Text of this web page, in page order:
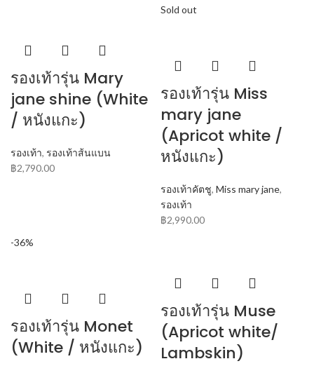
รองเท้ารุ่น Mary
jane shine (White
/ หนังแกะ)
รองเท้า, รองเท้าส้นแบน
฿2,790.00
Sold out
รองเท้ารุ่น Miss
mary jane
(Apricot white /
หนังแกะ)
รองเท้าคัตชู, Miss mary jane,
รองเท้า
฿2,990.00
-36%
รองเท้ารุ่น Monet
(White / หนังแกะ)
รองเท้ารุ่น Muse
(Apricot white/
Lambskin)